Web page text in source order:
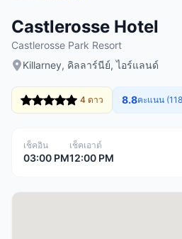
Castlerosse Hotel
Castlerosse Park Resort
Killarney, คิลลาร์นีย์, ไอร์แลนด์
4 ดาว 8.8คะแนน
เช็คอิน
03:00 PM
เช็คเอาต์
12:00 PM